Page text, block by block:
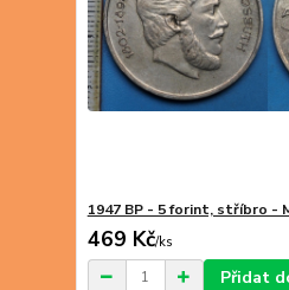
1947 BP - 5 forint, stříbro -
469 Kč/ks
Přidat